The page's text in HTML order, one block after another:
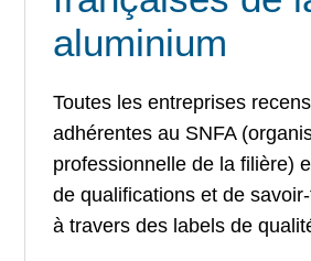
aluminium
Toutes les entreprises
adhérentes au SNFA
professionnelle de la filière)
de qualifications et de
à travers des labels de